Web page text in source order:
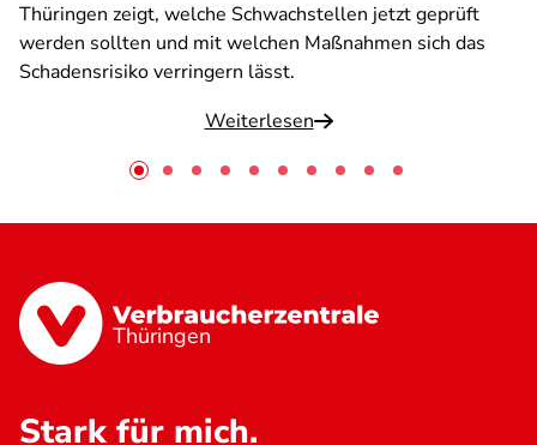
Thüringen zeigt, welche Schwachstellen jetzt geprüft
werden sollten und mit welchen Maßnahmen sich das
Schadensrisiko verringern lässt.
Weiterlesen
Thüringen
Stark für mich.